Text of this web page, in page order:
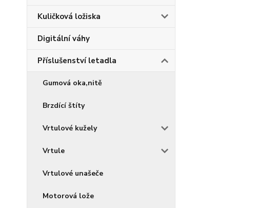
Kuličková ložiska
Digitální váhy
Příslušenství letadla
Gumová oka,nitě
Brzdící štíty
Vrtulové kužely
Vrtule
Vrtulové unašeče
Motorová lože